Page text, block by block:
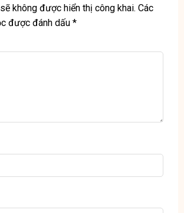
không được hiển thị công khai. Các
được đánh dấu *